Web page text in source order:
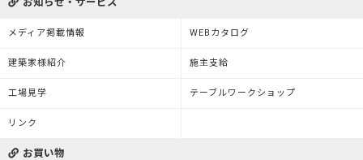
メディア掲載情報 WEBカタログ
建築家様紹介 施主支給
工場見学 テーブルワークショップ
リンク
お買い物